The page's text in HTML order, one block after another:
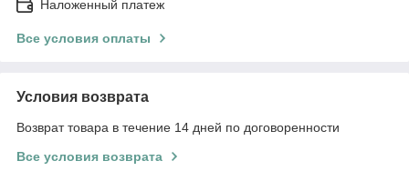
Наложенный платеж
Все условия оплаты
Условия возврата
Возврат товара в течение 14 дней по договоренности
Все условия возврата